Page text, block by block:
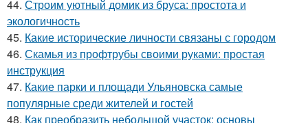
44. Строим уютный домик из бруса: простота и
экологичность
45. Какие исторические личности связаны с городом
46. Скамья из профтрубы своими руками: простая
инструкция
47. Какие парки и площади Ульяновска самые
популярные среди жителей и гостей
48. Как преобразить небольшой участок: основы